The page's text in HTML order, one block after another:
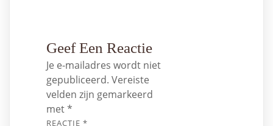
Geef Een Reactie
Je e-mailadres wordt niet
gepubliceerd. Vereiste
velden zijn gemarkeerd
met*
REACTIE *